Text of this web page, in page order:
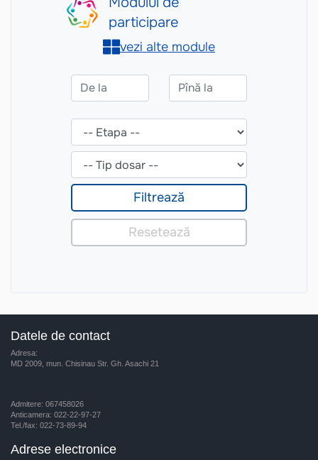
Datele de contact
Adresa:
MD 2009, mun. Chisinau Str. Gh. Asachi 21
Admitere: 067458026
Anticamera: 022-22-97-27
Tel./fax: 022-73-89-94
Adrese electronice